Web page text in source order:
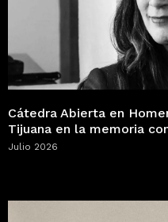
Cátedra Abierta en
Tijuana en la memoria
Julio 2026